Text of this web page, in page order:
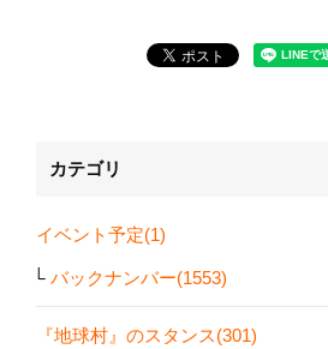
カテゴリ
イベント予定(1)
バックナンバー(1553)
『地球村』のスタンス(301)